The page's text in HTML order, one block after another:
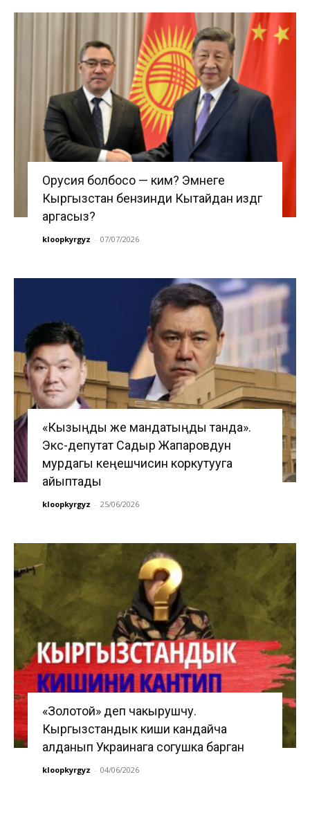
Орусия болбосо — ким? Эмнеге
Кыргызстан бензинди Кытайдан издөөгө
аргасыз?
kloopkyrgyz - 07/07/2026
«Кызыңды же мандатыңды танда».
Экс-депутат Садыр Жапаровдун
мурдагы кеңешчисин коркутууга
айыптады
kloopkyrgyz - 25/06/2026
«Золотой» деп чакырушчу.
Кыргызстандык киши кандайча
алданып Украинага согушка барган
kloopkyrgyz - 04/06/2026